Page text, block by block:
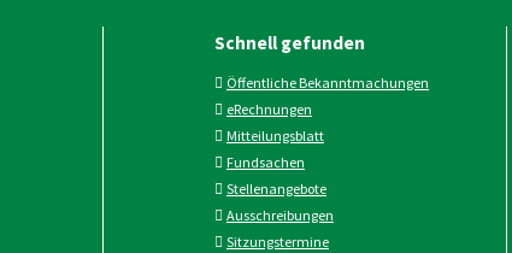
Schnell gefunden
Öffentliche Bekanntmachungen
eRechnungen
Mitteilungsblatt
Fundsachen
Stellenangebote
Ausschreibungen
Sitzungstermine